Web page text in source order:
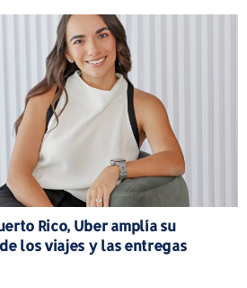
Rico, Uber amplía su
los viajes y las entregas